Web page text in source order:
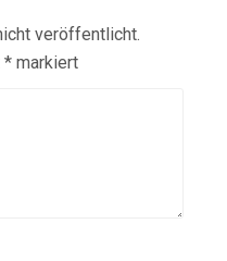
veröffentlicht.
* markiert